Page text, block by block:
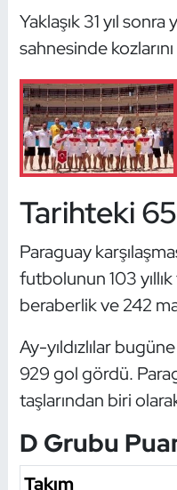
Yaklaşık 31 yıl
sahnesinde
Tarihteki
Paraguay
futbolunun 103
beraberlik ve 242
Ay-yıldızlılar
929 gol gördü.
taşlarından biri
D Grubu
Takım